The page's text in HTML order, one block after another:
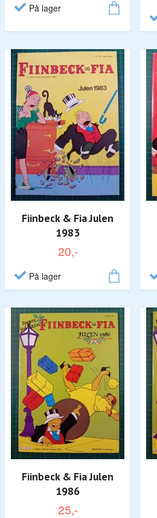
På lager
Fiinbeck & Fia Julen
1983
20,-
På lager
Fiinbeck & Fia Julen
1986
25,-